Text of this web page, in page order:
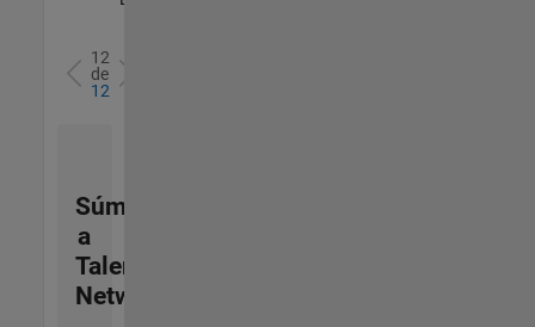
12
de
12
Súmese
a
Talent
Network